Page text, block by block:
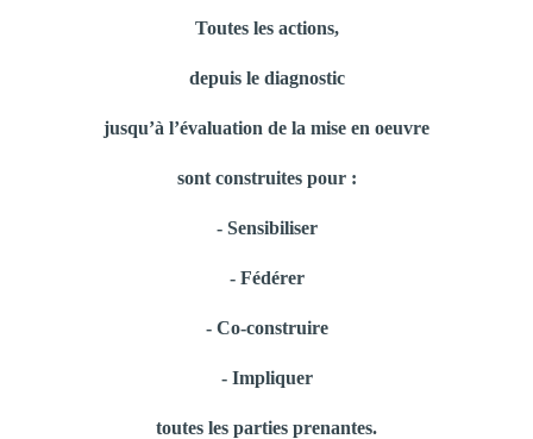
Toutes les actions,
depuis le diagnostic
jusqu’à l’évaluation de la mise en oeuvre
sont construites pour :
- Sensibiliser
- Fédérer
- Co-construire
- Impliquer
toutes les parties prenantes.